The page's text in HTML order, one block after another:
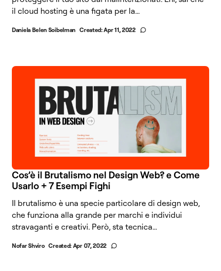
il cloud hosting è una figata per la...
Daniela Belen Soibelman Created:Apr 11, 2022
Cos’è il Brutalismo nel Design Web? e Come
Usarlo + 7 Esempi Fighi
Il brutalismo è una specie particolare di design web,
che funziona alla grande per marchi e individui
stravaganti e creativi. Però, sta tecnica...
Nofar Shviro Created: Apr 07, 2022